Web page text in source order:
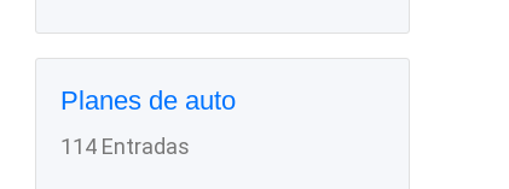
Planes de auto
114 Entradas